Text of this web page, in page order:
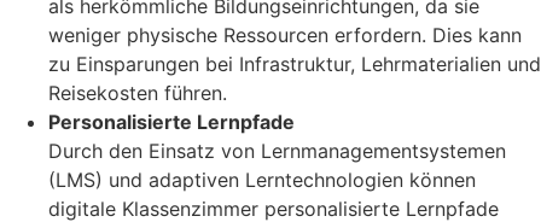
als herkömmliche Bildungseinrichtungen, da sie
weniger physische Ressourcen erfordern. Dies kann
zu Einsparungen bei Infrastruktur, Lehrmaterialien und
Reisekosten führen.
Personalisierte Lernpfade
Durch den Einsatz von Lernmanagementsystemen
(LMS) und adaptiven Lerntechnologien können
digitale Klassenzimmer personalisierte Lernpfade